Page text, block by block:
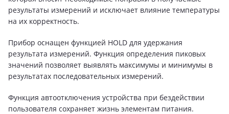
результаты измерений и исключает влияние температуры
на их корректность.
Прибор оснащен функцией HOLD для удержания
результата измерений. Функция определения пиковых
значений позволяет выявлять максимумы и минимумы в
результатах последовательных измерений.
Функция автоотключения устройства при бездействии
пользователя сохраняет жизнь элементам питания.